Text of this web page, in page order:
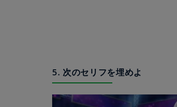
5. 次のセリフを埋めよ